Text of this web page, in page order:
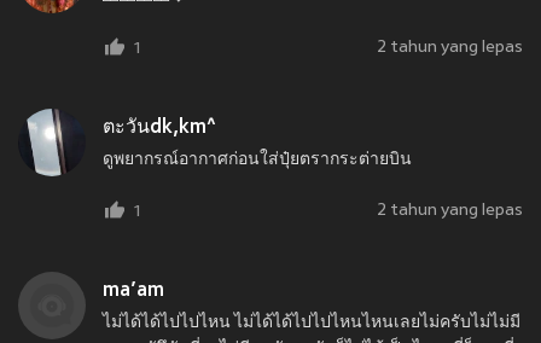
1 2 tahun yang lepas
ตะวันdk,km^
ดูพยากรณ์อากาศก่อนใส่ปุ๋ยตรากระต่ายบิน
1 2 tahun yang lepas
ma’am
ไม่ได้ได้ไปไปไหน ไม่ได้ได้ไปไปไหนไหนเลยไม่ครับไม่ไม่มี